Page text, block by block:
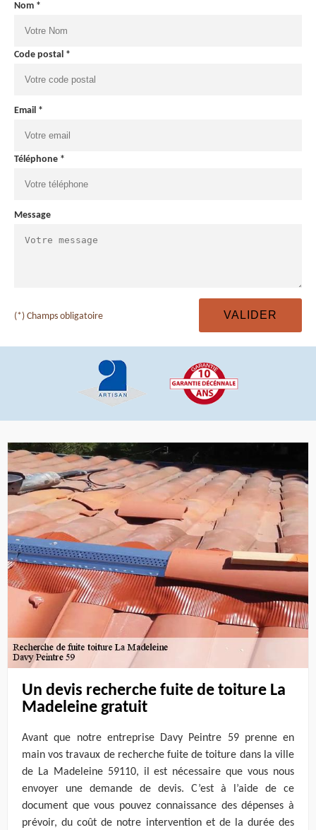
Nom *
Code postal *
Email *
Téléphone *
Message
(*) Champs obligatoire
Un devis recherche fuite de toiture La
Madeleine gratuit
Avant que notre entreprise Davy Peintre 59 prenne en
main vos travaux de recherche fuite de toiture dans la ville
de La Madeleine 59110, il est nécessaire que vous nous
envoyer une demande de devis. C’est à l’aide de ce
document que vous pouvez connaissance des dépenses à
prévoir, du coût de notre intervention et de la durée des